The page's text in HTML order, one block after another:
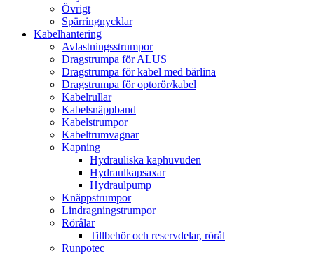
Övrigt
Spärringnycklar
Kabelhantering
Avlastningsstrumpor
Dragstrumpa för ALUS
Dragstrumpa för kabel med bärlina
Dragstrumpa för optorör/kabel
Kabelrullar
Kabelsnäppband
Kabelstrumpor
Kabeltrumvagnar
Kapning
Hydrauliska kaphuvuden
Hydraulkapsaxar
Hydraulpump
Knäppstrumpor
Lindragningstrumpor
Rörålar
Tillbehör och reservdelar, rörål
Runpotec